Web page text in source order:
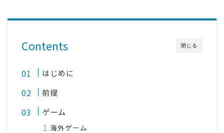
閉じる
Contents
はじめに
前提
ゲーム
海外ゲーム